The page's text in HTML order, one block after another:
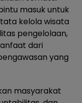
masuk untuk
kelola wisata
pengelolaan,
dari
yang
masyarakat